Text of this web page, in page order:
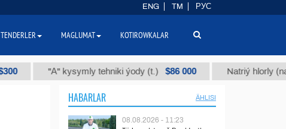
"А" kysymly tehniki ýody (t.) $86 000 Natriý hlorly (nahar
HABARLAR ÄHLISI
08.08.2026 - 11:23
ENG TM РУС
TENDERLER MAGLUMAT KOTIROWKALAR